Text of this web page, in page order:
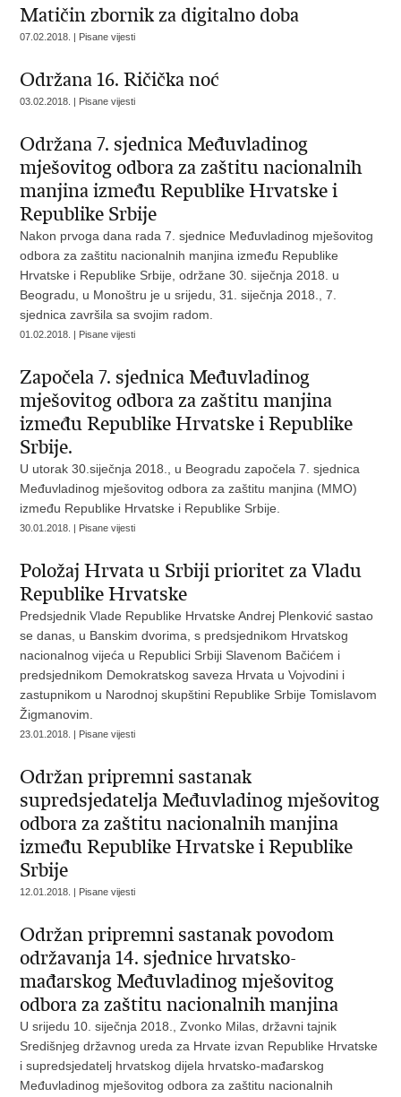
Matičin zbornik za digitalno doba
07.02.2018. | Pisane vijesti
Održana 16. Ričička noć
03.02.2018. | Pisane vijesti
Održana 7. sjednica Međuvladinog
mješovitog odbora za zaštitu nacionalnih
manjina između Republike Hrvatske i
Republike Srbije
Nakon prvoga dana rada 7. sjednice Međuvladinog mješovitog
odbora za zaštitu nacionalnih manjina između Republike
Hrvatske i Republike Srbije, održane 30. siječnja 2018. u
Beogradu, u Monoštru je u srijedu, 31. siječnja 2018., 7.
sjednica završila sa svojim radom.
01.02.2018. | Pisane vijesti
Započela 7. sjednica Međuvladinog
mješovitog odbora za zaštitu manjina
između Republike Hrvatske i Republike
Srbije.
U utorak 30.siječnja 2018., u Beogradu započela 7. sjednica
Međuvladinog mješovitog odbora za zaštitu manjina (MMO)
između Republike Hrvatske i Republike Srbije.
30.01.2018. | Pisane vijesti
Položaj Hrvata u Srbiji prioritet za Vladu
Republike Hrvatske
Predsjednik Vlade Republike Hrvatske Andrej Plenković sastao
se danas, u Banskim dvorima, s predsjednikom Hrvatskog
nacionalnog vijeća u Republici Srbiji Slavenom Bačićem i
predsjednikom Demokratskog saveza Hrvata u Vojvodini i
zastupnikom u Narodnoj skupštini Republike Srbije Tomislavom
Žigmanovim.
23.01.2018. | Pisane vijesti
Održan pripremni sastanak
supredsjedatelja Međuvladinog mješovitog
odbora za zaštitu nacionalnih manjina
između Republike Hrvatske i Republike
Srbije
12.01.2018. | Pisane vijesti
Održan pripremni sastanak povodom
održavanja 14. sjednice hrvatsko-
mađarskog Međuvladinog mješovitog
odbora za zaštitu nacionalnih manjina
U srijedu 10. siječnja 2018., Zvonko Milas, državni tajnik
Središnjeg državnog ureda za Hrvate izvan Republike Hrvatske
i supredsjedatelj hrvatskog dijela hrvatsko-mađarskog
Međuvladinog mješovitog odbora za zaštitu nacionalnih